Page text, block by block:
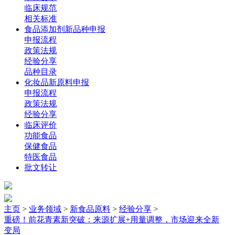
临床规范
相关标准
食品添加剂新品种申报
申报流程
政策法规
经验分享
品种目录
化妆品新原料申报
申报流程
政策法规
经验分享
临床评价
功能食品
保健食品
特医食品
批文转让
主页 > 业务领域 > 新食品原料 > 经验分享 >
重磅！前花青素新突破：来源扩展+用量调整，市场迎来全新
变局